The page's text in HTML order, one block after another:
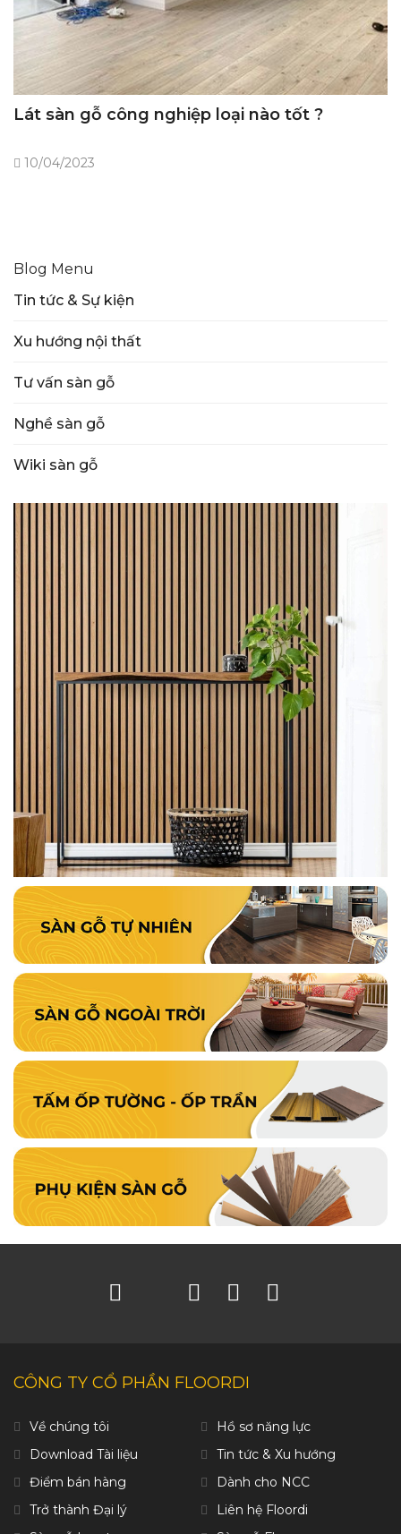
Lát sàn gỗ công nghiệp loại nào tốt ?
10/04/2023
Blog Menu
Tin tức & Sự kiện
Xu hướng nội thất
Tư vấn sàn gỗ
Nghề sàn gỗ
Wiki sàn gỗ
CÔNG TY CỔ PHẦN FLOORDI
Về chúng tôi
Hồ sơ năng lực
Download Tài liệu
Tin tức & Xu hướng
Điểm bán hàng
Dành cho NCC
Trở thành Đại lý
Liên hệ Floordi